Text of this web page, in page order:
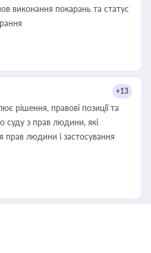
виконання покарань та статус
+13
рішення, правові позиції та
суду з прав людини, які
прав людини і застосування